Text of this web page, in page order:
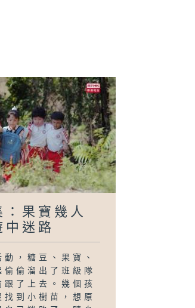
果寶幾人
中迷路
，糖豆、果寶、
偷偷溜出了班級隊
跟了上去。幾個孩
到小樹苗，想原